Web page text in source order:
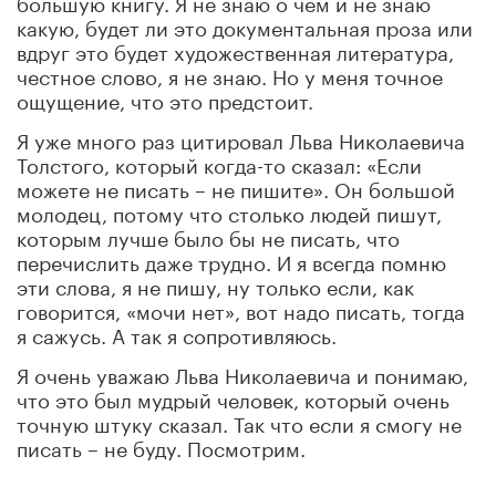
какую, будет ли это документальная проза или
вдруг это будет художественная литература,
честное слово, я не знаю. Но у меня точное
ощущение, что это предстоит.
Я уже много раз цитировал Льва Николаевича
Толстого, который когда-то сказал: «Если
можете не писать – не пишите». Он большой
молодец, потому что столько людей пишут,
которым лучше было бы не писать, что
перечислить даже трудно. И я всегда помню
эти слова, я не пишу, ну только если, как
говорится, «мочи нет», вот надо писать, тогда
я сажусь. А так я сопротивляюсь.
Я очень уважаю Льва Николаевича и понимаю,
что это был мудрый человек, который очень
точную штуку сказал. Так что если я смогу не
писать – не буду. Посмотрим.